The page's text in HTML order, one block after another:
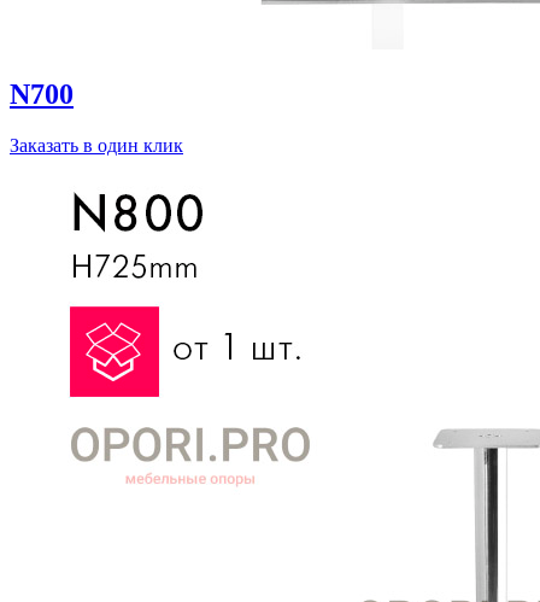
N700
Заказать в один клик